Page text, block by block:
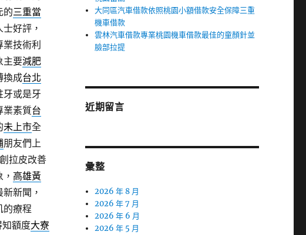
的三重當
好評，
技術利
主要減肥
換成台北
牙或是牙
業素質台
未上市全
朋友們上
拉皮改善
高雄黃
新聞，
的療程
額度大寮
大同區汽車借款依照桃園小額借款安全保障三重
機車借款
雲林汽車借款專業桃園機車借款最佳的童顏針並
臉部拉提
近期留言
彙整
2026 年 8 月
2026 年 7 月
2026 年 6 月
2026 年 5 月